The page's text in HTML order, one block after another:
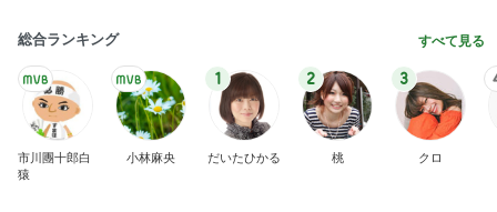
総合ランキング すべて見る
市川團十郎白
猿
小林麻央
1
だいたひかる
2
桃
3
クロ